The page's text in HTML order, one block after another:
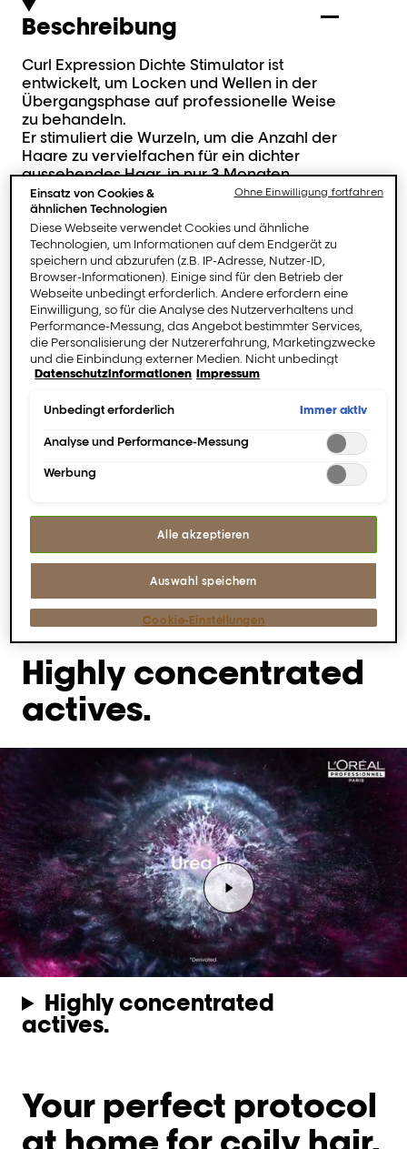
Beschreibung
Curl Expression Dichte Stimulator ist
entwickelt, um Locken und Wellen in der
Übergangsphase auf professionelle Weise
zu behandeln.
Er stimuliert die Wurzeln, um die Anzahl der
Haare zu vervielfachen für ein dichter
aussehendes Haar, in nur 3 Monaten.
Anwendung, Tipps &
Ergebnisse
Einzigartiges Erlebnis mit
hochkonzentrierten
Wirkstoffen & fesselndem
Inhaltsstoffe
Highly concentrated
actives.
Video abspielen
Highly concentrated
actives.
Your perfect protocol
Einsatz von Cookies &
ähnlichen Technologien
Diese Webseite verwendet Cookies und ähnliche
Technologien, um Informationen auf dem Endgerät zu
speichern und abzurufen (z.B. IP-Adresse, Nutzer-ID,
Browser-Informationen). Einige sind für den Betrieb der
Webseite unbedingt erforderlich. Andere erfordern eine
Einwilligung, so für die Analyse des Nutzerverhaltens und
Performance-Messung, das Angebot bestimmter Services,
die Personalisierung der Nutzererfahrung, Marketingzwecke
und die Einbindung externer Medien. Nicht unbedingt
erforderliche Cookies können direkt akzeptiert ("Alle
fortfahren") werden. Individuelle Anpassungen der
("Auswahl speichern"). Die Auswahl kann jederzeit unter dem
Link "Cookie-Einstellungen" angepasst werden. Für weitere
Informationen s. unsere Datenschutzinformationen.
Datenschutzinformationen Impressum
Unbedingt erforderlich Immer aktiv
Analyse und Performance-Messung
Werbung
Alle akzeptieren
Auswahl speichern
Cookie-Einstellungen
Ohne Einwilligung fortfahren